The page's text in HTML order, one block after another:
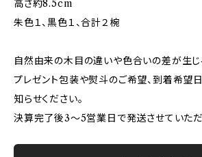
高さ約8.5cm
朱色１、黒色１、合計２椀
自然由来の木目の違いや色合いの差が生じ
プレゼント包装や熨斗のご希望、到着希望
知らせください。
決算完了後3〜5営業日で発送させていた